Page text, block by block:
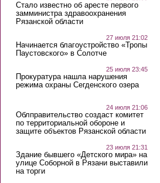
Стало известно об аресте первого
замминистра здравоохранения
Рязанской области
27 июля 21:02
Начинается благоустройство «Тропы
Паустовского» в Солотче
25 июля 23:45
Прокуратура нашла нарушения
режима охраны Сегденского озера
24 июля 21:06
Облправительство создаст комитет
по территориальной обороне и
защите объектов Рязанской области
23 июля 21:31
Здание бывшего «Детского мира» на
улице Соборной в Рязани выставили
на торги